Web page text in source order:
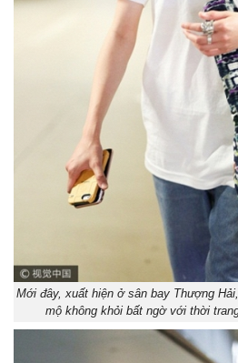
Mới đây, xuất hiện ở sân bay Thượng
mộ không khỏi bất ngờ với thời